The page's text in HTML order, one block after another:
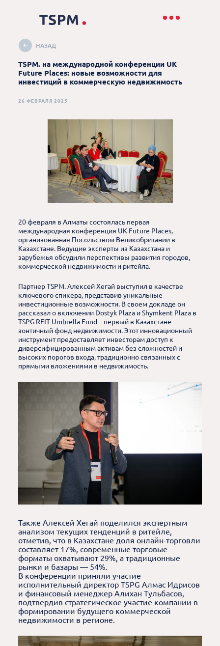
НАЗАД
TSPM. на международной конференции UK
Future Places: новые возможности для
инвестиций в коммерческую недвижимость
26 ФЕВРАЛЯ 2025
20 февраля в Алматы состоялась первая
международная конференция UK Future Places,
организованная Посольством Великобритании в
Казахстане. Ведущие эксперты из Казахстана и
зарубежья обсудили перспективы развития городов,
коммерческой недвижимости и ритейла.
Партнер TSPM. Алексей Хегай выступил в качестве
ключевого спикера, представив уникальные
инвестиционные возможности. В своем докладе он
рассказал о включении Dostyk Plaza и Shymkent Plaza в
TSPG REIT Umbrella Fund – первый в Казахстане
зонтичный фонд недвижимости. Этот инновационный
инструмент предоставляет инвесторам доступ к
диверсифицированным активам без сложностей и
высоких порогов входа, традиционно связанных с
прямыми вложениями в недвижимость.
Также Алексей Хегай поделился экспертным
анализом текущих тенденций в ритейле,
отметив, что в Казахстане доля онлайн-торговли
составляет 17%, современные торговые
форматы охватывают 29%, а традиционные
рынки и базары — 54%.
В конференции приняли участие
исполнительный директор TSPG Алмас Идрисов
и финансовый менеджер Алихан Тульбасов,
подтвердив стратегическое участие компании в
формировании будущего коммерческой
недвижимости в регионе.